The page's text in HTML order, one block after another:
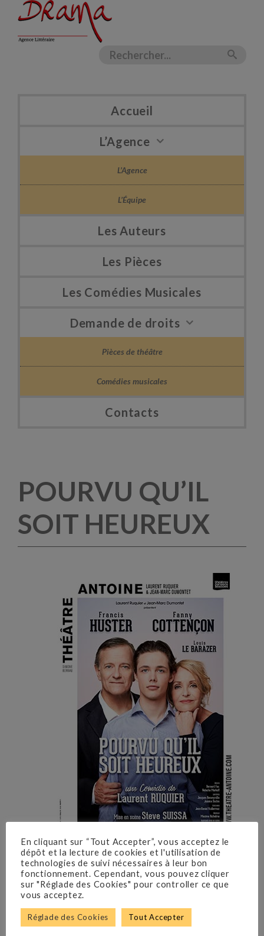
Accueil
L’Agence
L’Agence
L’Équipe
Les Auteurs
Les Pièces
Les Comédies Musicales
Demande de droits
Pièces de théâtre
Comédies musicales
Contacts
POURVU QU’IL
SOIT HEUREUX
LAURENT RUQUIER
THÉÂTRE ANTOINE
En cliquant sur “Tout Accepter”, vous acceptez le
dépôt et la lecture de cookies et l'utilisation de
technologies de suivi nécessaires à leur bon
fonctionnement. Cependant, vous pouvez cliquer
sur "Réglade des Cookies" pour controller ce que
vous acceptez.
Réglade des Cookies Tout Accepter